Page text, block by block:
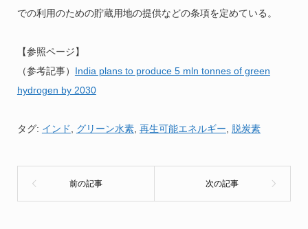
での利用のための貯蔵用地の提供などの条項を定めている。
【参照ページ】
（参考記事） India plans to produce 5 mln tonnes of green
hydrogen by 2030
タグ: インド グリーン水素, 再生可能エネルギー 脱炭素